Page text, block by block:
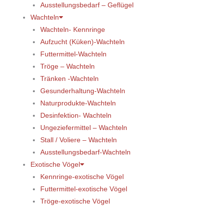
Ausstellungsbedarf – Geflügel
Wachteln
Wachteln- Kennringe
Aufzucht (Küken)-Wachteln
Futtermittel-Wachteln
Tröge – Wachteln
Tränken -Wachteln
Gesunderhaltung-Wachteln
Naturprodukte-Wachteln
Desinfektion- Wachteln
Ungeziefermittel – Wachteln
Stall / Voliere – Wachteln
Ausstellungsbedarf-Wachteln
Exotische Vögel
Kennringe-exotische Vögel
Futtermittel-exotische Vögel
Tröge-exotische Vögel